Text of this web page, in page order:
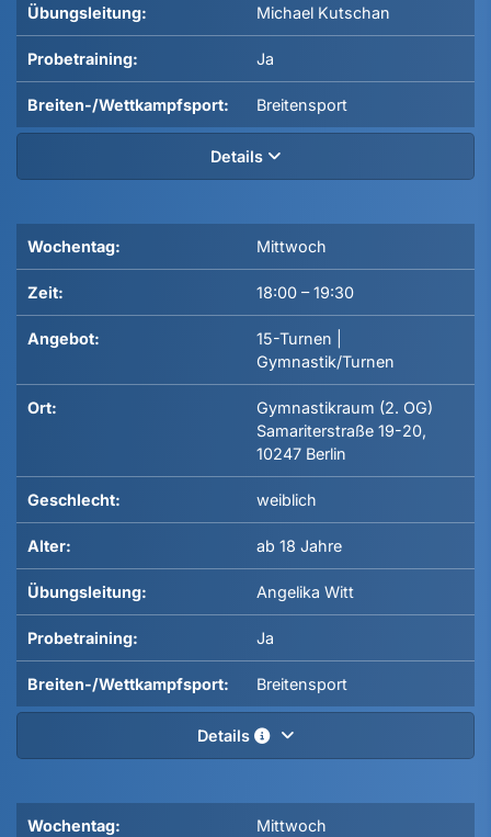
Übungsleitung: Michael Kutschan
Probetraining: Ja
Breiten-/Wettkampfsport: Breitensport
Details
Wochentag: Mittwoch
Zeit: 18:00 –19:30
Angebot:
15-Turnen |
Gymnastik/Turnen
Ort:
Gymnastikraum (2. OG)
Samariterstraße 19-20,
10247 Berlin
Geschlecht: weiblich
Alter: ab 18 Jahre
Übungsleitung: Angelika Witt
Probetraining: Ja
Breiten-/Wettkampfsport: Breitensport
Details
Wochentag: Mittwoch